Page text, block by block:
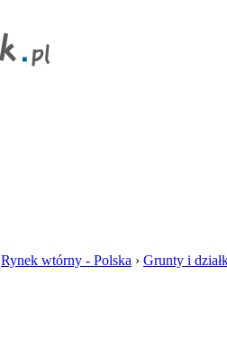
Rynek wtórny - Polska › Grunty i